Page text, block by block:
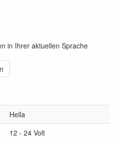
in Ihrer aktuellen Sprache
Hella
12 - 24 Volt